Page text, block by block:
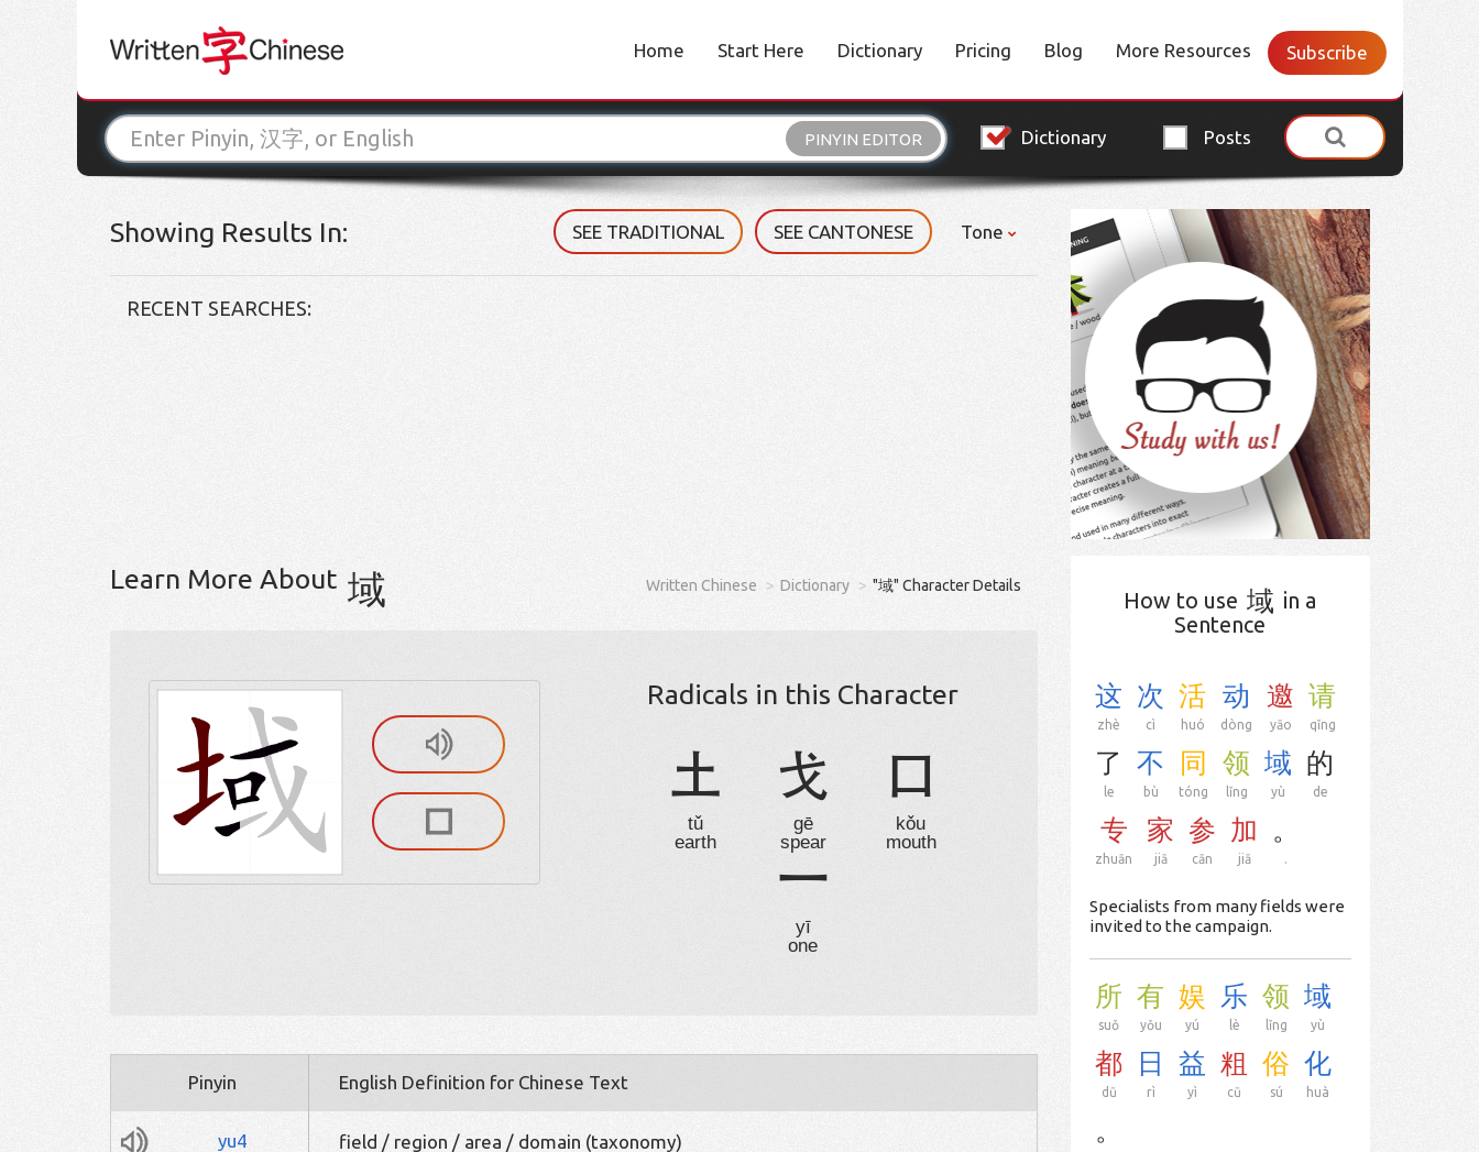
Home Start Here Dictionary Pricing Blog More Resources Subscribe
PINYIN EDITOR Dictionary Posts
Showing Results In: SEE TRADITIONAL SEE CANTONESE Tone
RECENT SEARCHES:
Learn More About 域 Written Chinese Dictionary "域" Character Details
Radicals in this Character
土
tǔ
earth
戈
gē
spear
口
kǒu
mouth
一
yī
one
Pinyin English Definition for Chinese Text
yu4 field / region / area / domain (taxonomy)
How to use 域 in a
Sentence
这
zhè
次
cì
活
huó
动
dòng
邀
yāo
请
qǐng
了
le
不
bù
同
tóng
领
lǐng
域
yù
的
de
专
zhuān
家
jiā
参
cān
加
jiā
。
.
Specialists from many fields were
invited to the campaign.
所
suǒ
有
yǒu
娱
yú
乐
lè
领
lǐng
域
yù
都
dū
日
rì
益
yì
粗
cū
俗
sú
化
huà
。